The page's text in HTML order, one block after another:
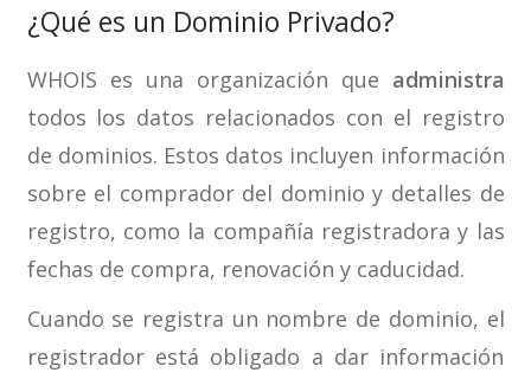
¿Qué es un Dominio Privado?
WHOIS es una organización que administra
todos los datos relacionados con el registro
de dominios. Estos datos incluyen información
sobre el comprador del dominio y detalles de
registro, como la compañía registradora y las
fechas de compra, renovación y caducidad.
Cuando se registra un nombre de dominio, el
registrador está obligado a dar información